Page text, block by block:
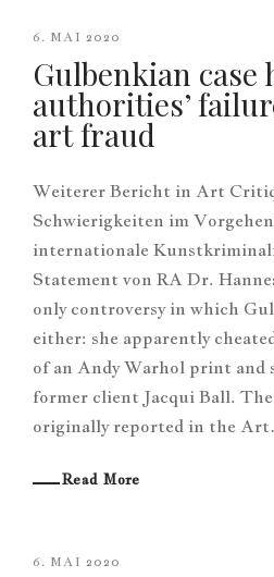
6. MAI 2020
Gulbenkian
authorities’
art fraud
Weiterer Bericht in Art
Schwierigkeiten im
internationale
Statement von RA Dr.
only controversy in which
either: she apparently
of an Andy Warhol print and
former client Jacqui Ball.
originally reported in the
Read More
6. MAI 2020